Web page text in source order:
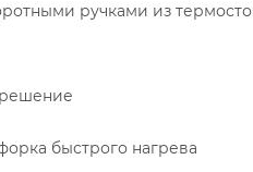
ручками из
быстрого нагрева